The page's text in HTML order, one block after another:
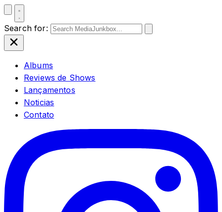
Search for:
Albums
Reviews de Shows
Lançamentos
Noticias
Contato